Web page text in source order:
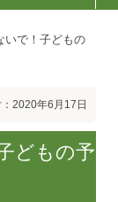
いで！子どもの
2020年6月17日
どもの予